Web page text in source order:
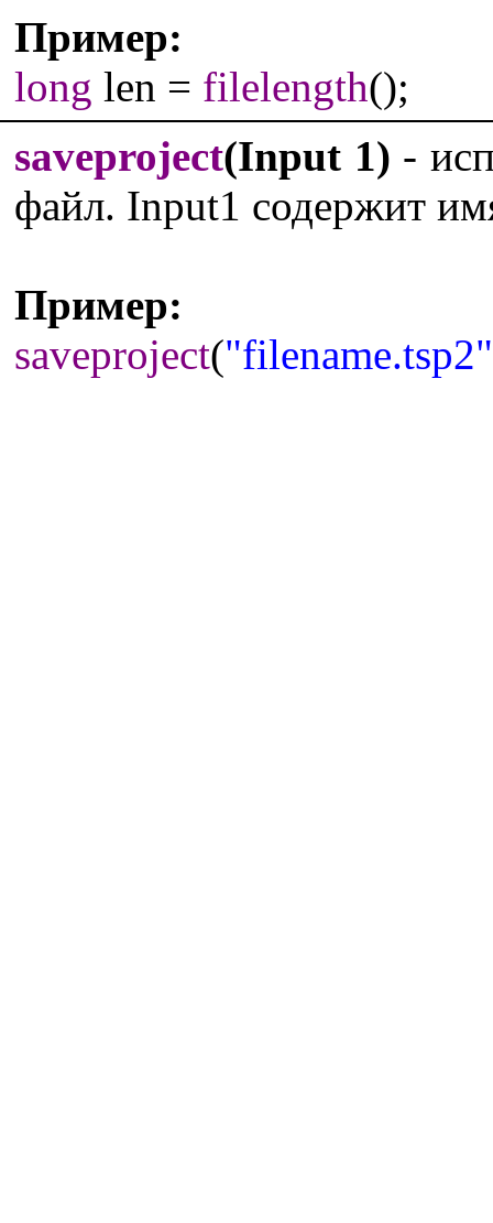
Пример:
long len = filelength();
saveproject(Input 1) -
файл. Input1 содержит
Пример:
saveproject("filename.tsp2"